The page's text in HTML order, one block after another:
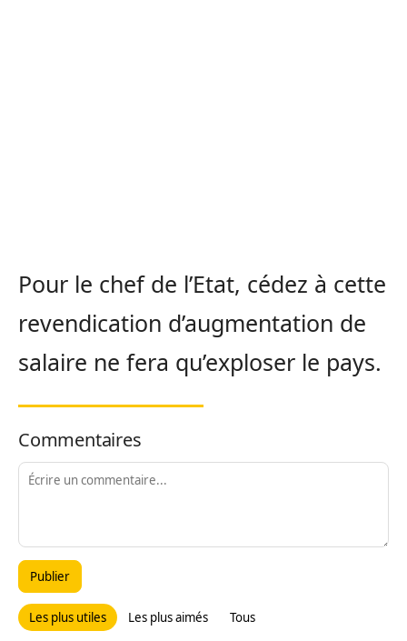
Pour le chef de l’Etat, cédez à cette
revendication d’augmentation de
salaire ne fera qu’exploser le pays.
Commentaires
Publier
Les plus utiles Les plus aimés Tous